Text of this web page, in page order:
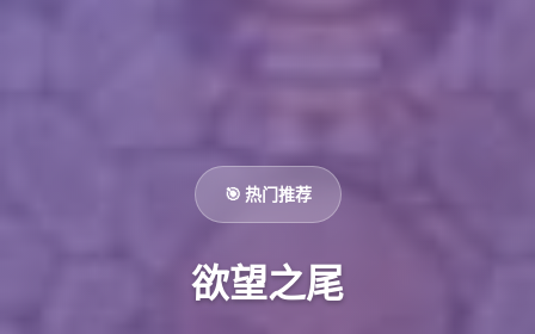
🎯 热门推荐
欲望之尾